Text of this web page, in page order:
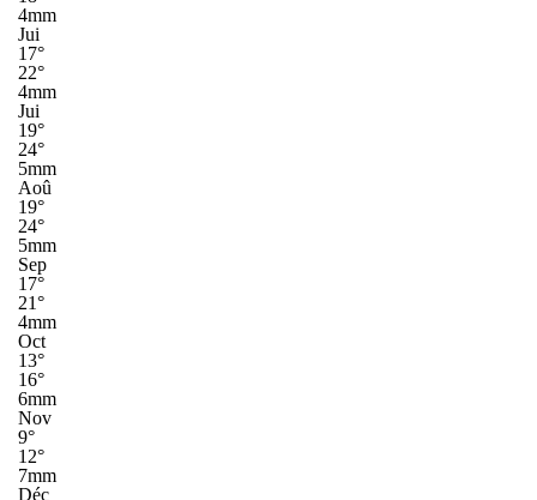
4mm
Jui
17°
22°
4mm
Jui
19°
24°
5mm
Aoû
19°
24°
5mm
Sep
17°
21°
4mm
Oct
13°
16°
6mm
Nov
9°
12°
7mm
Déc